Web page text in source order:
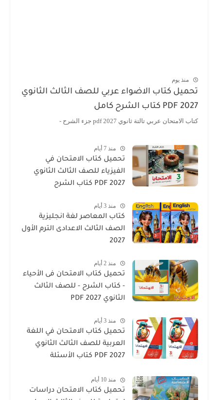
منذ يوم
تحميل كتاب الاضواء عربي للصف الثالث الثانوي
2027 PDF كتاب الشرح كامل
كتاب الامتحان عربي تالتة ثانوي 2027 pdf جزء الشرح -
منذ 7 أيام
تحميل كتاب الامتحان في
الفيزياء للصف الثالث الثانوي
2027 PDF كتاب الشرح
منذ 3 أيام
كتاب المعاصر لغة انجليزية
الصف الثالث الاعدادى الترم الأول
2027
منذ 2 أيام
تحميل كتاب الامتحان فى الأحياء
- كتاب الشرح - للصف الثالث
الثانوي 2027 PDF
منذ 3 أيام
تحميل كتاب الامتحان في اللغة
العربية للصف الثالث الثانوي
2027 PDF كتاب الأسئلة
منذ 10 أيام
تحميل كتاب الامتحان دراسات